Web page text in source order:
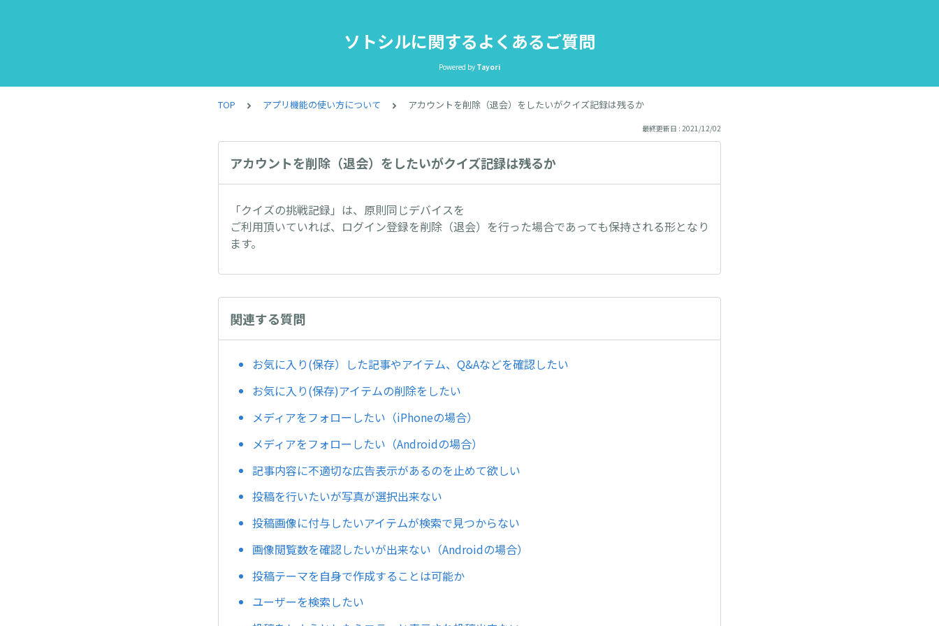
ソトシルに関するよくあるご質問
Powered by Tayori
TOP アプリ機能の使い方について アカウントを削除（退会）をしたいがクイズ記録は残るか
最終更新日 : 2021/12/02
アカウントを削除（退会）をしたいがクイズ記録は残るか
「クイズの挑戦記録」は、原則同じデバイスを
ご利用頂いていれば、ログイン登録を削除（退会）を行った場合であっても保持される形となり
ます。
関連する質問
お気に入り(保存）した記事やアイテム、Q&Aなどを確認したい
お気に入り(保存)アイテムの削除をしたい
メディアをフォローしたい（iPhoneの場合）
メディアをフォローしたい（Androidの場合）
記事内容に不適切な広告表示があるのを止めて欲しい
投稿を行いたいが写真が選択出来ない
投稿画像に付与したいアイテムが検索で見つからない
画像閲覧数を確認したいが出来ない（Androidの場合）
投稿テーマを自身で作成することは可能か
ユーザーを検索したい